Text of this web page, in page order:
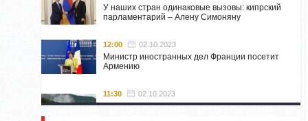
У наших стран одинаковые вызовы: кипрский
парламентарий – Алену Симоняну
12:00 02.10.2023
Министр иностранных дел Франции посетит
Армению
11:30 02.10.2023
Самвел Шахраманян и группа ответственных